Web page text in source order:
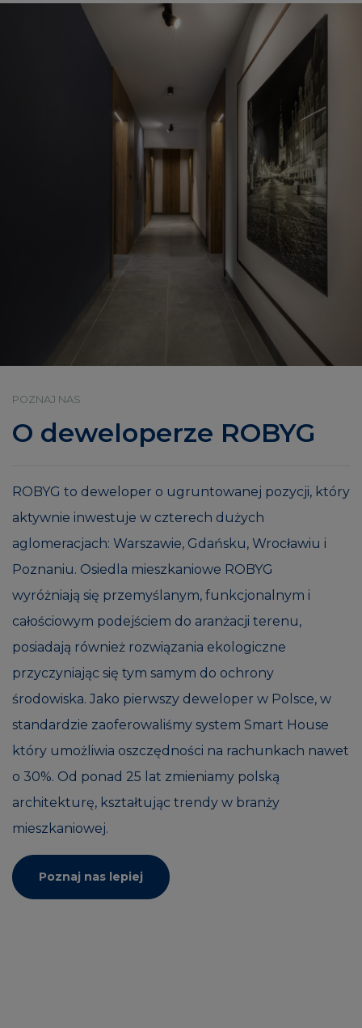
POZNAJ NAS
O deweloperze ROBYG
ROBYG to deweloper o ugruntowanej pozycji, który
aktywnie inwestuje w czterech dużych
aglomeracjach: Warszawie, Gdańsku, Wrocławiu i
Poznaniu. Osiedla mieszkaniowe ROBYG
wyróżniają się przemyślanym, funkcjonalnym i
całościowym podejściem do aranżacji terenu,
posiadają również rozwiązania ekologiczne
przyczyniając się tym samym do ochrony
środowiska. Jako pierwszy deweloper w Polsce, w
standardzie zaoferowaliśmy system Smart House
który umożliwia oszczędności na rachunkach nawet
o 30%. Od ponad 25 lat zmieniamy polską
architekturę, kształtując trendy w branży
mieszkaniowej.
Poznaj nas lepiej